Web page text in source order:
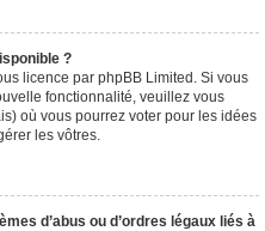
?
licence par phpBB Limited. Si vous
fonctionnalité, veuillez vous
où vous pourrez voter pour les idées
les vôtres.
d’abus ou d’ordres légaux liés à